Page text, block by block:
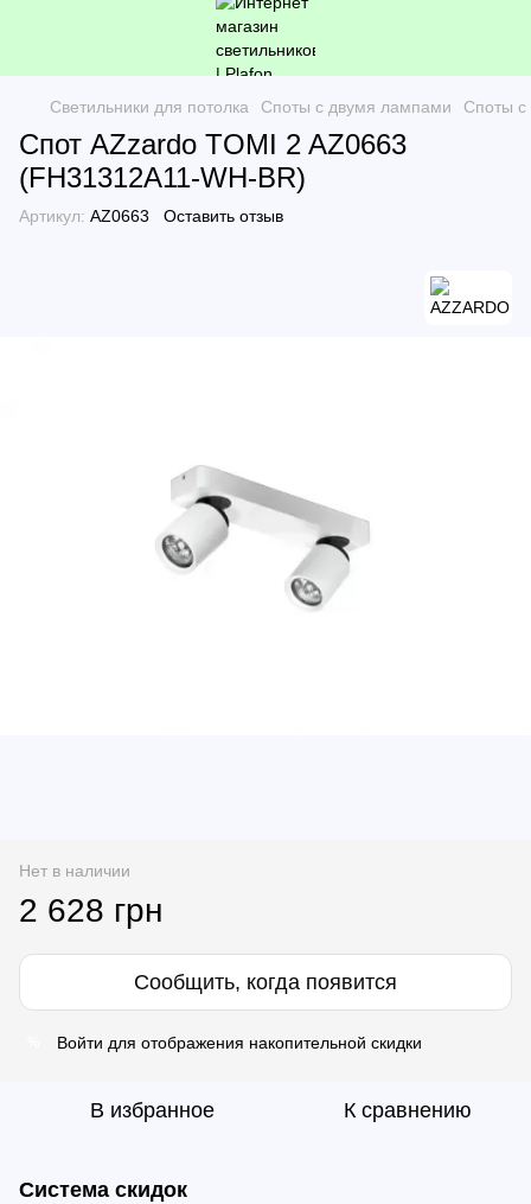
Светильники для потолка Споты с двумя лампами Споты
Спот AZzardo TOMI 2 AZ0663
(FH31312A11-WH-BR)
Артикул: AZ0663 Оставить отзыв
Нет в наличии
2 628 грн
Сообщить, когда появится
Войти для отображения накопительной скидки
В избранное К сравнению
Система скидок